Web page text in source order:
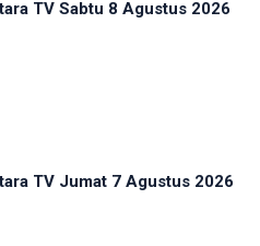
TV Sabtu 8 Agustus 2026
TV Jumat 7 Agustus 2026